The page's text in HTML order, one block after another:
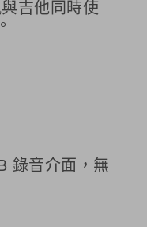
吉他同時使
錄音介面，無